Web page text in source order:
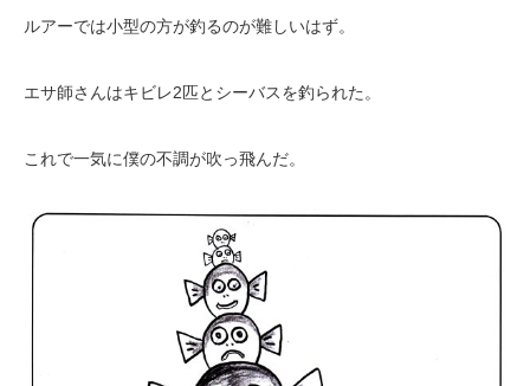
ルアーでは小型の方が釣るのが難しいはず。
エサ師さんはキビレ2匹とシーバスを釣られた。
これで一気に僕の不調が吹っ飛んだ。